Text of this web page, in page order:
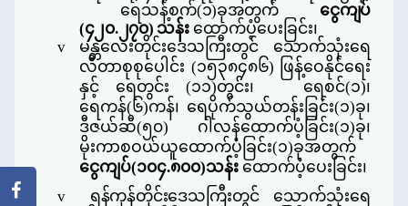
ရေသန့်စက်(၁)ခုအတွက် ငွေကျပ်
(၄၂၀.၂၇၀) သန်း ထောက်ပံ့ပေးခြင်း၊
v
မန္တလေးတိုင်းဒေသကြီးတွင် သောက်သုံးရေ
လီတာစုစုပေါင်း (၁၅၃၈၄၈၆)
ဖြန့်ဝေနိုင်ရေး
နှင့် ရေတွင်း (၁၁)တွင်း၊ ရေစင်(၁)၊
ရေကန်(၆)ကန်၊ ရေပိုက်သွယ်တန်းခြင်း(၁)ခု၊
ဒီဇယ်ဆီ(၅၀) ဂါလန်ထောက်ပံ့ခြင်း(၁)ခု၊
မိုးကာစဝယ်ယူထောက်ပံ့ခြင်း(၁)ခုအတွက်
ငွေကျပ်(၁၀၄.၈၀၀)သန်း ထောက်ပံ့ပေးခြင်း၊
v
ရန်ကုန်တိုင်းဒေသကြီးတွင် သောက်သုံးရေ